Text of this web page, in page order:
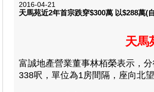
2016-04-21
天馬苑近2年首宗跌穿$300萬 以$288萬(
天馬
富誠地產營業董事林栢榮表示，
338呎，單位為1房間隔，座向北